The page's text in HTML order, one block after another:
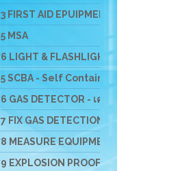
FIRST AID EPUIPMENT-อุปกรณ์ปฐมพ
MSA
LIGHT & FLASHLIGHT - ไฟฟ้า ไฟฉ
SCBA - Self Contained Breathing
GAS DETECTOR - เครื่องมือวัดแก๊ส
FIX GAS DETECTION SYSTEM - เค
MEASURE EQUIPMENTS เครื่องวัดสิ่
EXPLOSION PROOF VENTULATE